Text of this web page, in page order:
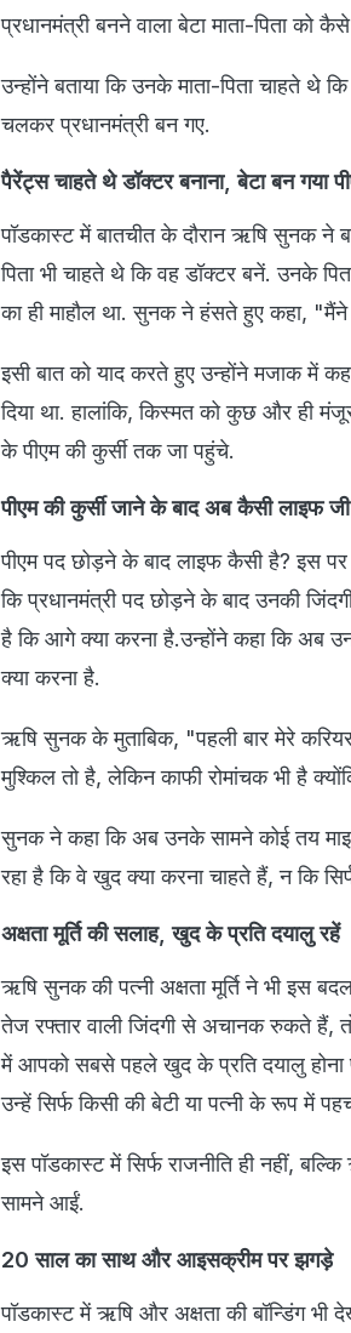
प्रधानमंत्री बनने वाला बेटा माता-पिता
उन्होंने बताया कि उनके माता-पिता चाहते
चलकर प्रधानमंत्री बन गए.
पैरेंट्स चाहते थे डॉक्टर बनाना, बेटा बन गया
पॉडकास्ट में बातचीत के दौरान ऋषि सुनक ने
पिता भी चाहते थे कि वह डॉक्टर बनें. उनके
का ही माहौल था. सुनक ने हंसते हुए कहा, "मैंने
इसी बात को याद करते हुए उन्होंने मजाक में
दिया था. हालांकि, किस्मत को कुछ और ही
के पीएम की कुर्सी तक जा पहुंचे.
पीएम की कुर्सी जाने के बाद अब कैसी लाइफ
पीएम पद छोड़ने के बाद लाइफ कैसी है? इस
कि प्रधानमंत्री पद छोड़ने के बाद उनकी
है कि आगे क्या करना है.उन्होंने कहा कि अब
क्या करना है.
ऋषि सुनक के मुताबिक, "पहली बार मेरे
मुश्किल तो है, लेकिन काफी रोमांचक भी है
सुनक ने कहा कि अब उनके सामने कोई तय
रहा है कि वे खुद क्या करना चाहते हैं, न कि
अक्षता मूर्ति की सलाह, खुद के प्रति दयालु रहें
ऋषि सुनक की पत्नी अक्षता मूर्ति ने भी इस
तेज रफ्तार वाली जिंदगी से अचानक रुकते हैं,
में आपको सबसे पहले खुद के प्रति दयालु होना
उन्हें सिर्फ किसी की बेटी या पत्नी के रूप में
इस पॉडकास्ट में सिर्फ राजनीति ही नहीं,
सामने आईं.
20 साल का साथ और आइसक्रीम पर झगड़े
पॉडकास्ट में ऋषि और अक्षता की बॉन्डिंग भी